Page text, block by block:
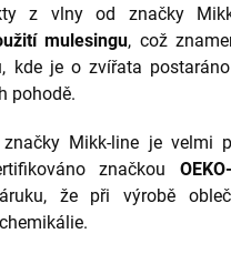
z vlny od značky
mulesingu, což
kde je o zvířata
pohodě.
značky Mikk-line je velmi
značkou
že při výrobě